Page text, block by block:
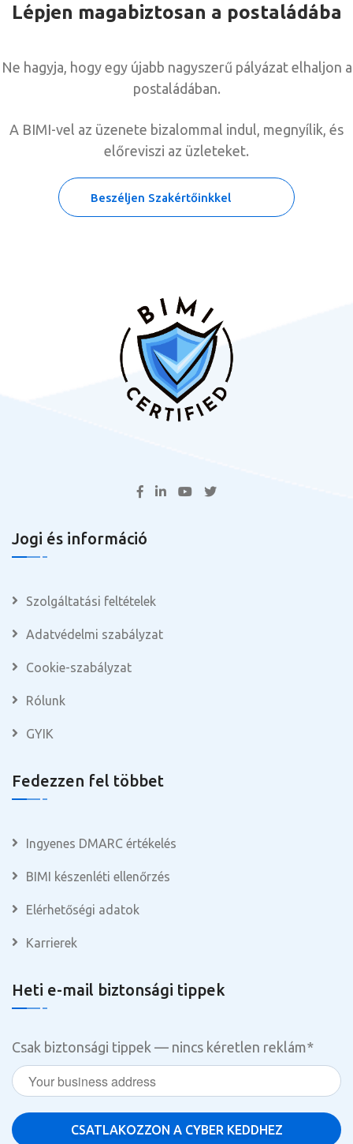
Lépjen magabiztosan a postaládába
Ne hagyja, hogy egy újabb nagyszerű pályázat elhaljon a
postaládában.
A BIMI-vel az üzenete bizalommal indul, megnyílik, és
előreviszi az üzleteket.
Beszéljen Szakértőinkkel
Jogi és információ
Szolgáltatási feltételek
Adatvédelmi szabályzat
Cookie-szabályzat
Rólunk
GYIK
Fedezzen fel többet
Ingyenes DMARC értékelés
BIMI készenléti ellenőrzés
Elérhetőségi adatok
Karrierek
Heti e-mail biztonsági tippek
Csak biztonsági tippek — nincs kéretlen reklám*